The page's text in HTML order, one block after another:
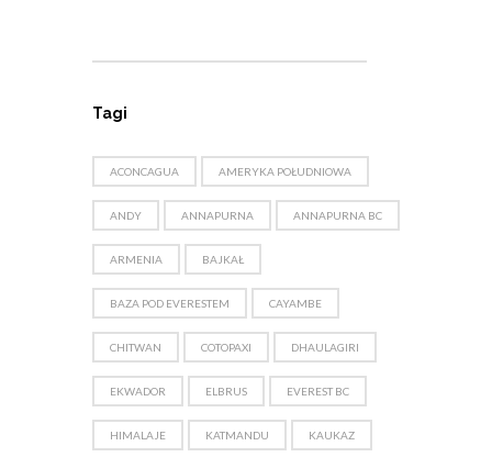
Tagi
ACONCAGUA AMERYKA POŁUDNIOWA
ANDY ANNAPURNA ANNAPURNA BC
ARMENIA BAJKAŁ
BAZA POD EVERESTEM CAYAMBE
CHITWAN COTOPAXI DHAULAGIRI
EKWADOR ELBRUS EVEREST BC
HIMALAJE KATMANDU KAUKAZ